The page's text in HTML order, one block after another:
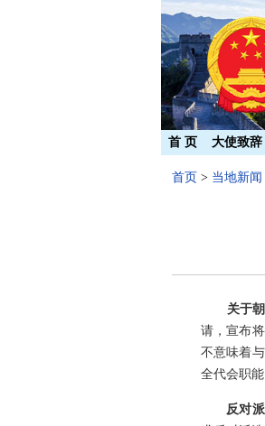
首 页 大使致辞
首页 > 当地新闻
关于
请，宣布
不意味着
全代会职
反对派